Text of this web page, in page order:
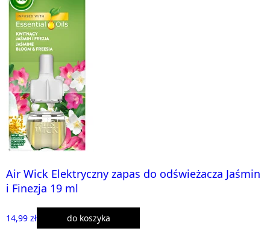
Air Wick Elektryczny zapas do odświeżacza Jaśmin
i Finezja 19 ml
14,99 zł do koszyka